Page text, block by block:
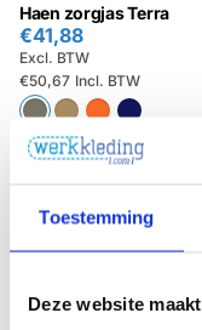
Toestemming
Deze website
Haen zorgjas Terra
€50,67 Incl. BTW
€41,88
Excl. BTW